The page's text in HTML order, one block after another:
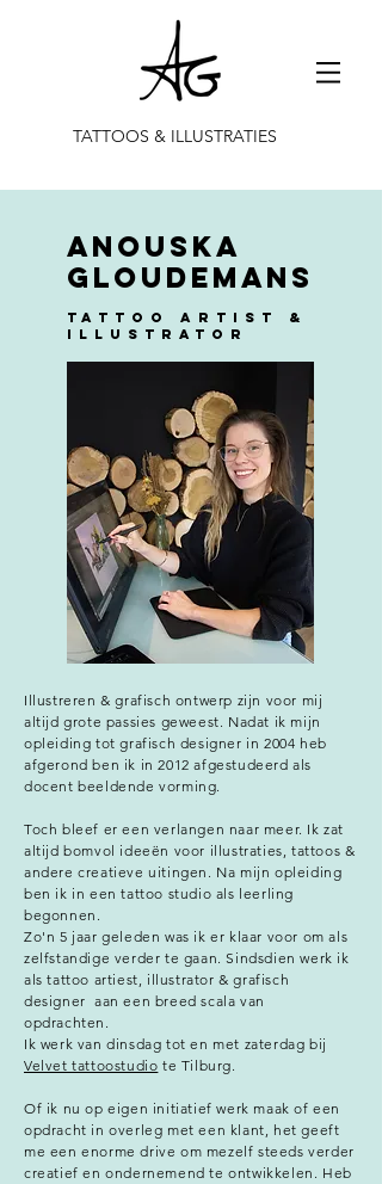
TATTOOS & ILLUSTRATIES
Anouska
Gloudemans
Tattoo artist &
illustrator
Illustreren & grafisch ontwerp zijn voor mij
altijd grote passies geweest. Nadat ik mijn
opleiding tot grafisch designer in 2004 heb
afgerond ben ik in 2012 afgestudeerd als
docent beeldende vorming.
Toch bleef er een verlangen naar meer. Ik zat
altijd bomvol ideeën voor illustraties, tattoos &
andere creatieve uitingen. Na mijn opleiding
ben ik in een tattoo studio als leerling
begonnen.
Zo'n 5 jaar geleden was ik er klaar voor om als
zelfstandige verder te gaan. Sindsdien werk ik
als tattoo artiest, illustrator & grafisch
designer aan een breed scala van
opdrachten.
Ik werk van dinsdag tot en met zaterdag bij
Velvet tattoostudio te Tilburg.
Of ik nu op eigen initiatief werk maak of een
opdracht in overleg met een klant, het geeft
me een enorme drive om mezelf steeds verder
creatief en ondernemend te ontwikkelen. Heb